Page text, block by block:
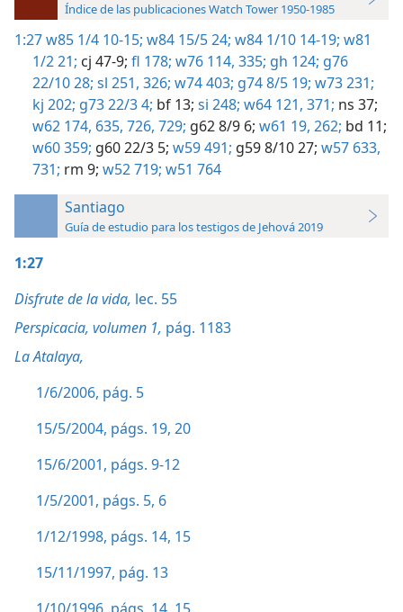
Índice de las publicaciones Watch Tower 1950-1985
1:27w85 1/4 10-15; w84 15/5 24; w84 1/10 14-19; w81
1/2 21; cj 47-9; fl 178; w76 114, 335; gh 124; g76
22/10 28; sl 251, 326; w74 403; g74 8/5 19; w73 231;
kj 202; g73 22/3 4; bf 13; si 248; w64 121, 371; ns 37;
w62 174, 635, 726, 729; g62 8/9 6; w61 19, 262; bd 11;
w60 359; g60 22/3 5; w59 491; g59 8/10 27; w57 633,
731; rm 9; w52 719; w51 764
Santiago
Guía de estudio para los testigos de Jehová 2019
1:27
Disfrute de la vida, lec. 55
Perspicacia, volumen 1, pág. 1183
La Atalaya,
1/6/2006, pág. 5
15/5/2004, págs. 19, 20
15/6/2001, págs. 9-12
1/5/2001, págs. 5, 6
1/12/1998, págs. 14, 15
15/11/1997, pág. 13